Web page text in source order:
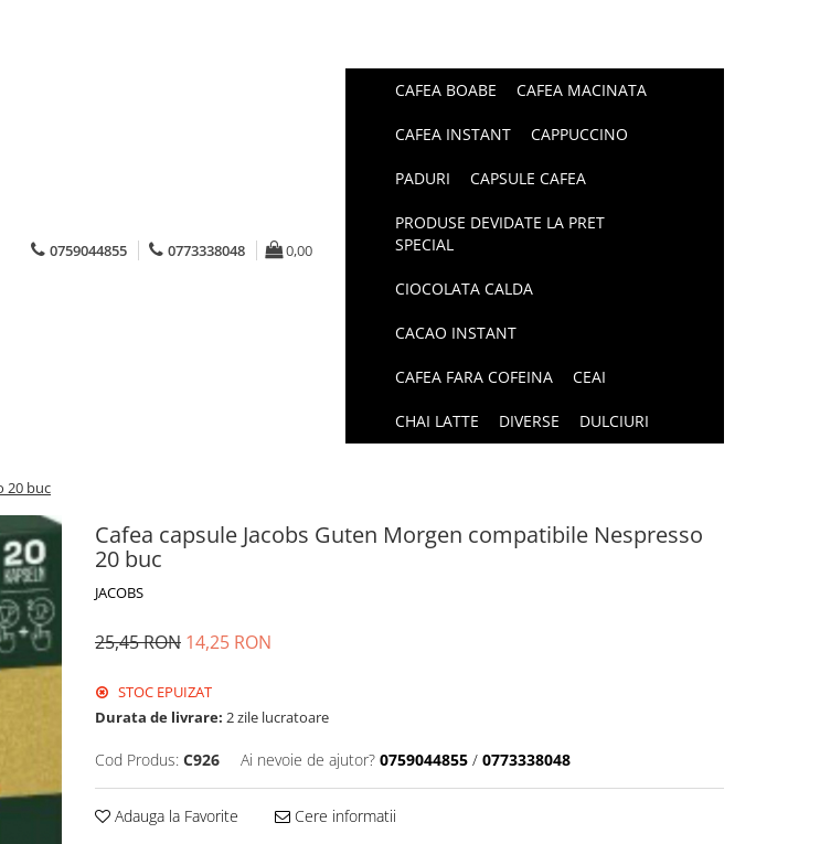
0759044855 0773338048 0,00
CAFEA BOABE CAFEA MACINATA
CAFEA INSTANT CAPPUCCINO
PADURI CAPSULE CAFEA
PRODUSE DEVIDATE LA PRET
SPECIAL
CIOCOLATA CALDA
CACAO INSTANT
CAFEA FARA COFEINA CEAI
CHAI LATTE DIVERSE DULCIURI
20 buc
Cafea capsule Jacobs Guten Morgen compatibile Nespresso
20 buc
JACOBS
25,45 RON 14,25 RON
STOC EPUIZAT
Durata de livrare: 2 zile lucratoare
Cod Produs: C926 Ai nevoie de ajutor? 0759044855 / 0773338048
Adauga la Favorite Cere informatii